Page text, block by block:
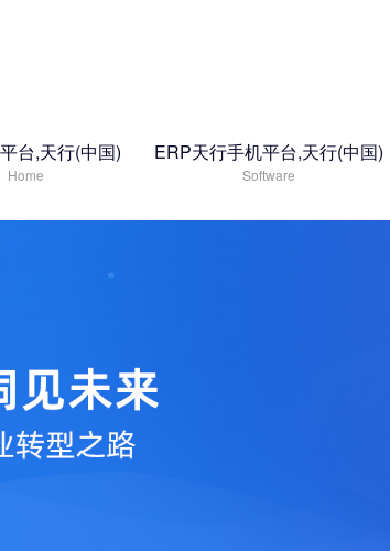
台,天行(中国)
Home
ERP天行手机平台,天行(中国)
Software